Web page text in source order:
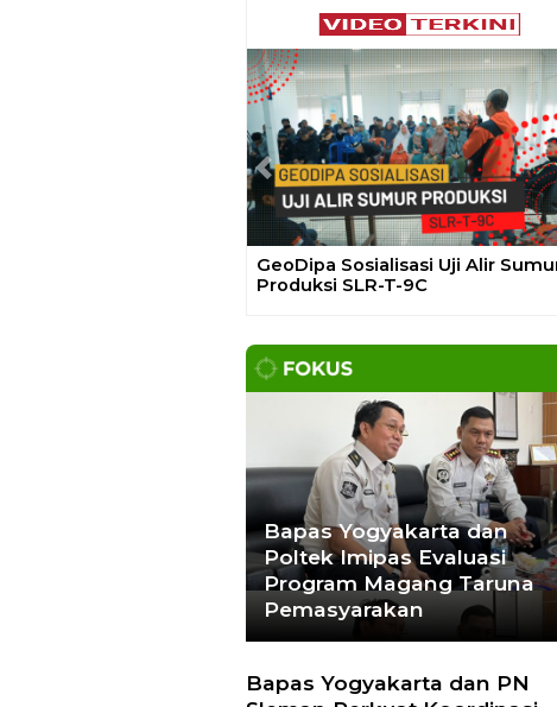
Gelar Media Gathering, Geodipa
Ajak Media Diskusi Pembangunan
Previous
Bapas Yogyakarta dan
Poltek Imipas Evaluasi
Program Magang Taruna
Pemasyarakan